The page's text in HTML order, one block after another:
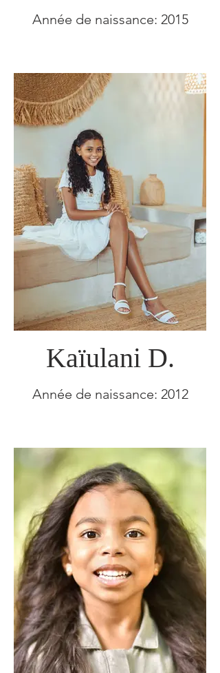
Année de naissance: 2015
Kaïulani D.
Année de naissance: 2012